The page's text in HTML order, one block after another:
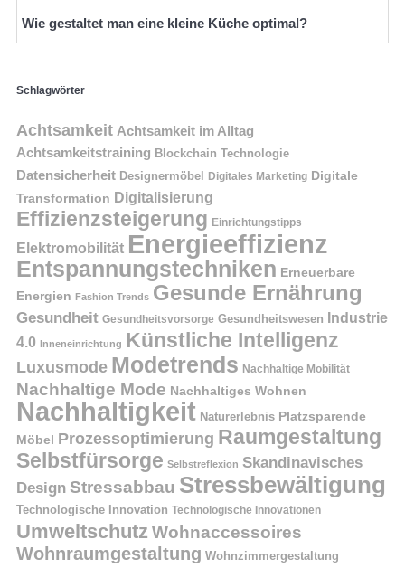
Wie gestaltet man eine kleine Küche optimal?
Schlagwörter
Achtsamkeit Achtsamkeit im Alltag
Achtsamkeitstraining Blockchain Technologie
Datensicherheit Designermöbel Digitales Marketing Digitale
Transformation Digitalisierung
Effizienzsteigerung Einrichtungstipps
Elektromobilität Energieeffizienz
Entspannungstechniken Erneuerbare
Energien Fashion Trends Gesunde Ernährung
Gesundheit Gesundheitsvorsorge Gesundheitswesen Industrie
4.0 Inneneinrichtung Künstliche Intelligenz
Luxusmode Modetrends Nachhaltige Mobilität
Nachhaltige Mode Nachhaltiges Wohnen
Nachhaltigkeit Naturerlebnis Platzsparende
Möbel
Prozessoptimierung Raumgestaltung
Selbstfürsorge Selbstreflexion Skandinavisches
Design Stressabbau Stressbewältigung
Technologische Innovation Technologische Innovationen
Umweltschutz Wohnaccessoires
Wohnraumgestaltung Wohnzimmergestaltung